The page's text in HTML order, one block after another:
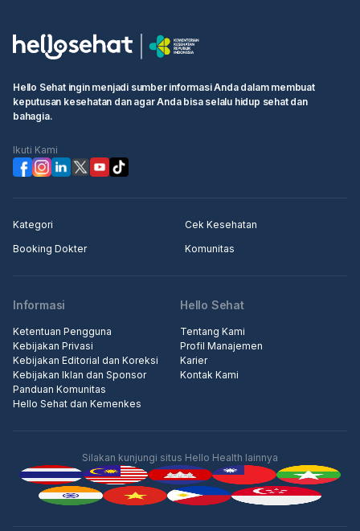
Hello Sehat ingin menjadi sumber informasi Anda dalam membuat
keputusan kesehatan dan agar Anda bisa selalu hidup sehat dan
bahagia.
Ikuti Kami
Kategori
Cek Kesehatan
Booking Dokter
Komunitas
Informasi
Ketentuan Pengguna
Kebijakan Privasi
Kebijakan Editorial dan Koreksi
Kebijakan Iklan dan Sponsor
Panduan Komunitas
Hello Sehat dan Kemenkes
Hello Sehat
Tentang Kami
Profil Manajemen
Karier
Kontak Kami
Silakan kunjungi situs Hello Health lainnya